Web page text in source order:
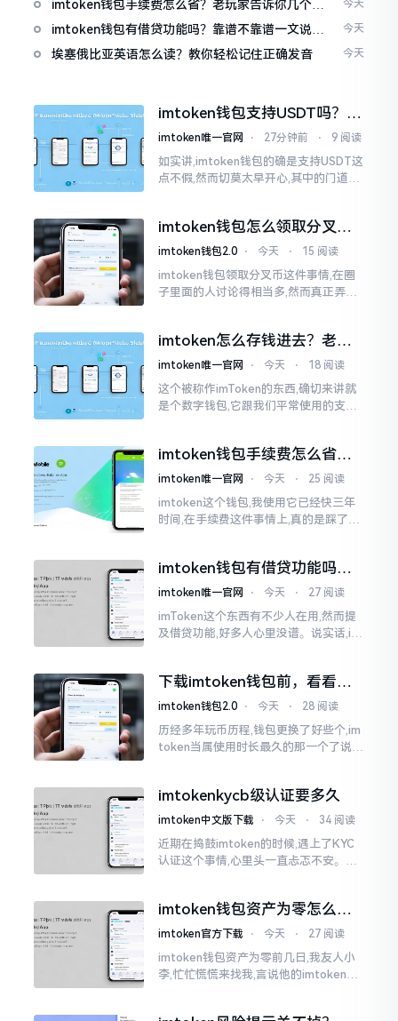
imtoken钱包手续费怎么省？老玩家告诉你几个实
在招
今天
imtoken钱包有借贷功能吗？靠谱不靠谱一文说清
楚
今天
埃塞俄比亚英语怎么读？教你轻松记住正确发音 今天
imtoken钱包支持USDT吗？转
账提现全攻略
imtoken唯一官网 ⋅ 27分钟前 ⋅ 9 阅读
如实讲,imtoken钱包的确是支持USDT这
点不假,然而切莫太早开心,其中的门道是
费高得主子心疼
imtoken钱包怎么领取分叉
币？老手教你避坑
imtoken钱包2.0 ⋅ 今天 ⋅ 15 阅读
imtoken钱包领取分叉币这件事情,在圈
子里面的人讨论得相当多,然而真正弄明
imtoken怎么存钱进去？老玩
家教你把钱转进钱包
imtoken唯一官网 ⋅ 今天 ⋅ 18 阅读
这个被称作imToken的东西,确切来讲就
是个数字钱包,它跟我们平常使用的支付
时候都会陷入困惑
imtoken钱包手续费怎么省？
老玩家告诉你几个实在招
imtoken唯一官网 ⋅ 今天 ⋅ 25 阅读
imtoken这个钱包,我使用它已经快三年
时间,在手续费这件事情上,真的是踩了好
imtoken钱包有借贷功能吗？
靠谱不靠谱一文说清楚
imtoken唯一官网 ⋅ 今天 ⋅ 27 阅读
imToken这个东西有不少人在用,然而提
及借贷功能,好多人心里没谱。说实话,im
议
下载imtoken钱包前，看看老
用户都咋说
imtoken钱包2.0 ⋅ 今天 ⋅ 28 阅读
历经多年玩币历程,钱包更换了好些个,im
token当属使用时长最久的那一个了说实
imtokenkycb级认证要多久
imtoken中文版下载 ⋅ 今天 ⋅ 34 阅读
近期在捣鼓imtoken的时候,遇上了KYC
认证这个事情,心里头一直忐忑不安。B
说的都不一样
imtoken钱包资产为零怎么找
回？老张教你几招
imtoken官方下载 ⋅ 今天 ⋅ 27 阅读
imtoken钱包资产为零前几日,我友人小
李,忙忙慌慌来找我,言说他的imtoken钱